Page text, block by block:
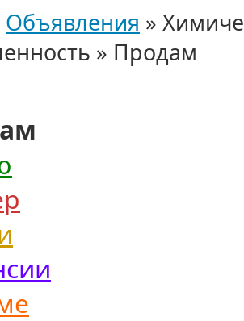
Объявления »
» Продам